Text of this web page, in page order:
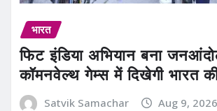
भारत
फिट इंडिया अभियान बना
कॉमनवेल्थ गेम्स में दिखेगी भारत
Satvik Samachar Aug 9, 2026